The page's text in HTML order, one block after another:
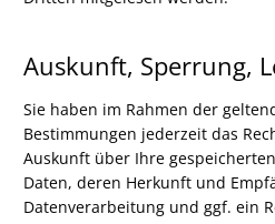
Auskunft, Sperrung,
Sie haben im Rahmen der
Bestimmungen jederzeit das
Auskunft über Ihre
Daten, deren Herkunft und
Datenverarbeitung und ggf. ein